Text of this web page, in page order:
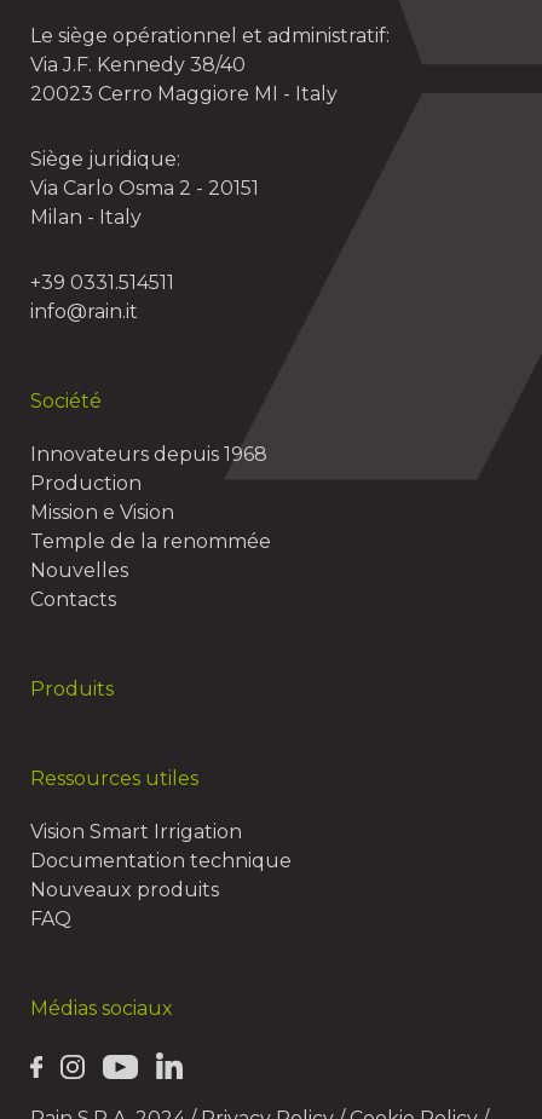
Le siège opérationnel et administratif:
Via J.F. Kennedy 38/40
20023 Cerro Maggiore MI - Italy
Siège juridique:
Via Carlo Osma 2 - 20151
Milan - Italy
+39 0331.514511
info@rain.it
Société
Innovateurs depuis 1968
Production
Mission e Vision
Temple de la renommée
Nouvelles
Contacts
Produits
Ressources utiles
Vision Smart Irrigation
Documentation technique
Nouveaux produits
FAQ
Médias sociaux